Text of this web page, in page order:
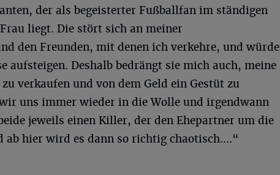
der als begeisterter Fußballfan im ständigen
liegt. Die stört sich an meiner
den Freunden, mit denen ich verkehre, und würde
aufsteigen. Deshalb bedrängt sie mich auch, meine
verkaufen und von dem Geld ein Gestüt zu
uns immer wieder in die Wolle und irgendwann
jeweils einen Killer, der den Ehepartner um die
ab hier wird es dann so richtig chaotisch....“